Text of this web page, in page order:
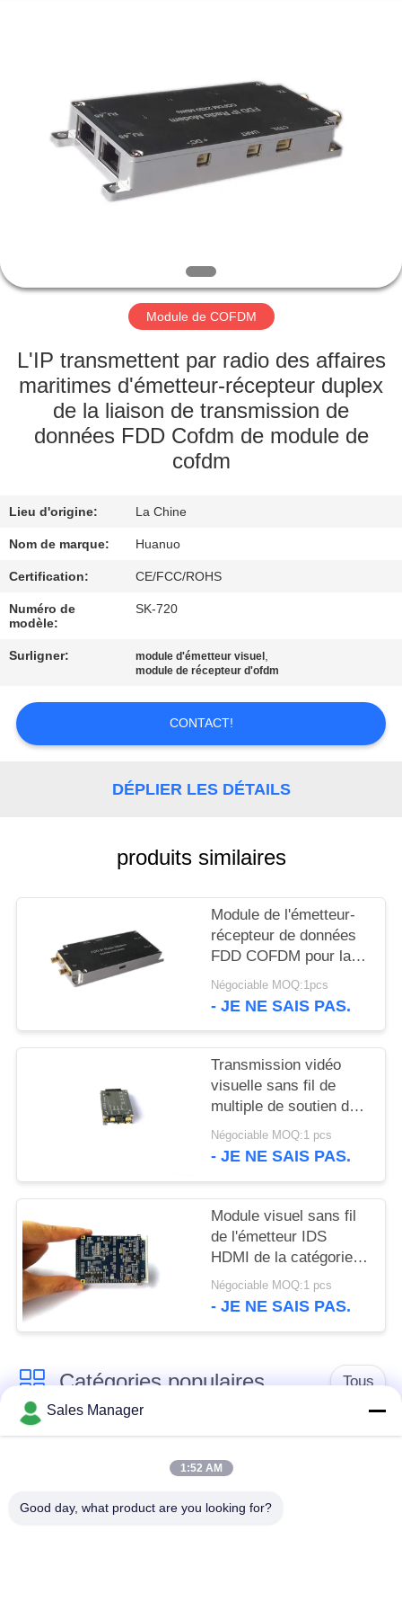
MAISON
PRODUITS
À
PROPOS
NOUS
VISITE
DE
CONTRÔLE
QUALITÉ
CONTACTEZ-
NOUS
DEMANDER
UN DEVIS
POLITIQUE
CONFIDENTIALITÉ
Module de COFDM
L'IP transmettent par radio des affaires
maritimes d'émetteur-récepteur duplex
de la liaison de transmission de
données FDD Cofdm de module de
cofdm
Lieu d'origine: La Chine
Nom de marque: Huanuo
Certification: CE/FCC/ROHS
Numéro de
modèle:
SK-720
Surligner: module d'émetteur visuel ,
module de récepteur d'ofdm
CONTACT!
DÉPLIER LES DÉTAILS
produits similaires
Module de l'émetteur-
récepteur de données
FDD COFDM pour la
transmission multi de
flux vidéo de la
Négociable MOQ:1pcs
- JE NE SAIS PAS.
Transmission vidéo
visuelle sans fil de
multiple de soutien de
module d'émetteur de
CVBS/SDI/HDMI HD
Négociable MOQ:1 pcs
- JE NE SAIS PAS.
Module visuel sans fil
de l'émetteur IDS
HDMI de la catégorie
H.264 de module
industriel de cofdm
Négociable MOQ:1 pcs
- JE NE SAIS PAS.
Catégories populaires Tous
Émetteur de vidéo de
Émetteur visuel sans
fil de COFDM
émetteur de radio de
Sales Manager
1:52 AM
Good day, what product are you looking for?